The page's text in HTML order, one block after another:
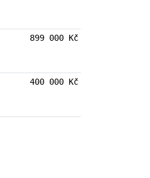
899 000 Kč
400 000 Kč